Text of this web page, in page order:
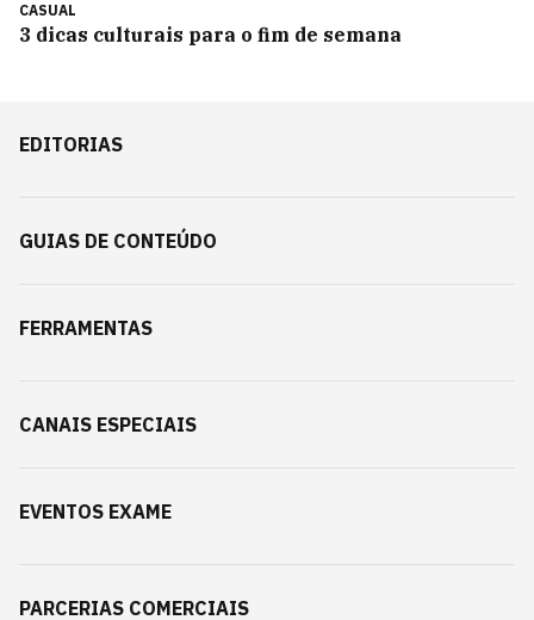
CASUAL
3 dicas culturais para o fim de semana
EDITORIAS
GUIAS DE CONTEÚDO
FERRAMENTAS
CANAIS ESPECIAIS
EVENTOS EXAME
PARCERIAS COMERCIAIS